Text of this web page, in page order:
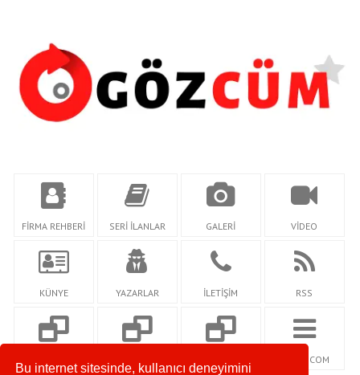
Bu internet sitesinde, kullanıcı deneyimini
FİRMA REHBERİ SERİ İLANLAR GALERİ VİDEO
KÜNYE YAZARLAR İLETİŞİM RSS
NETİDİ.COM